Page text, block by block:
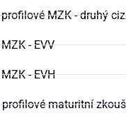
MZK - druhý
- EVV
- EVH
maturitní